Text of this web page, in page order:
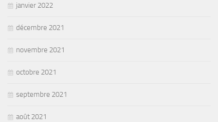
janvier 2022
décembre 2021
novembre 2021
octobre 2021
septembre 2021
août 2021